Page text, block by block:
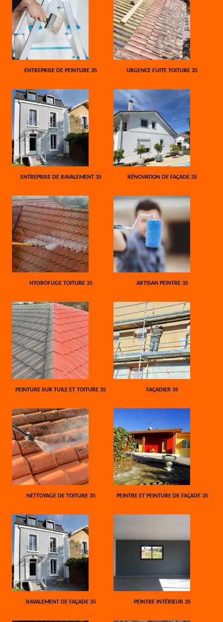
ENTREPRISE DE PEINTURE 35 URGENCE FUITE TOITURE 35
ENTREPRISE DE RAVALEMENT 35 RÉNOVATION DE FAÇADE 35
HYDROFUGE TOITURE 35 ARTISAN PEINTRE 35
PEINTURE SUR TUILE ET TOITURE 35 FAÇADIER 35
NETTOYAGE DE TOITURE 35 PEINTRE ET PEINTURE DE FAÇADE 35
RAVALEMENT DE FAÇADE 35 PEINTRE INTÉRIEUR 35